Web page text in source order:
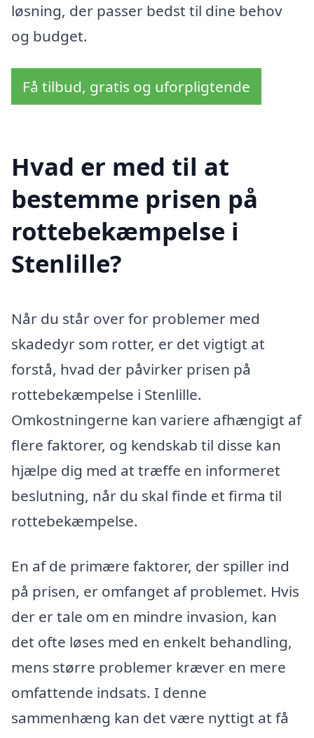
løsning, der passer bedst til dine behov
og budget.
Få tilbud, gratis og uforpligtende
Hvad er med til at
bestemme prisen på
rottebekæmpelse i
Stenlille?
Når du står over for problemer med
skadedyr som rotter, er det vigtigt at
forstå, hvad der påvirker prisen på
rottebekæmpelse i Stenlille.
Omkostningerne kan variere afhængigt af
flere faktorer, og kendskab til disse kan
hjælpe dig med at træffe en informeret
beslutning, når du skal finde et firma til
rottebekæmpelse.
En af de primære faktorer, der spiller ind
på prisen, er omfanget af problemet. Hvis
der er tale om en mindre invasion, kan
det ofte løses med en enkelt behandling,
mens større problemer kræver en mere
omfattende indsats. I denne
sammenhæng kan det være nyttigt at få